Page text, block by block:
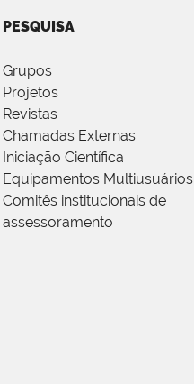
PESQUISA
Grupos
Projetos
Revistas
Chamadas Externas
Iniciação Científica
Equipamentos Multiusuários
Comitês institucionais de
assessoramento